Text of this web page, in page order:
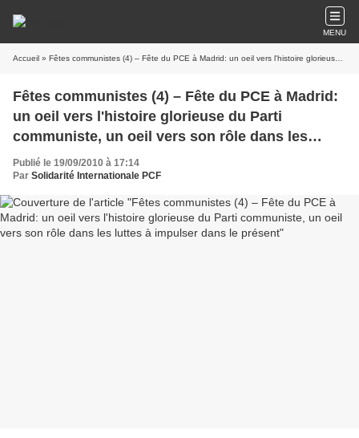
MENU
Accueil » Fêtes communistes (4) – Fête du PCE à Madrid: un oeil vers l'histoire glorieuse du Parti communiste, un oeil vers son rôle dans les luttes à impulser dans le présent
Fêtes communistes (4) – Fête du PCE à Madrid:
un oeil vers l'histoire glorieuse du Parti
communiste, un oeil vers son rôle dans les
luttes à impulser dans le présent
Publié le 19/09/2010 à 17:14
Par Solidarité Internationale PCF